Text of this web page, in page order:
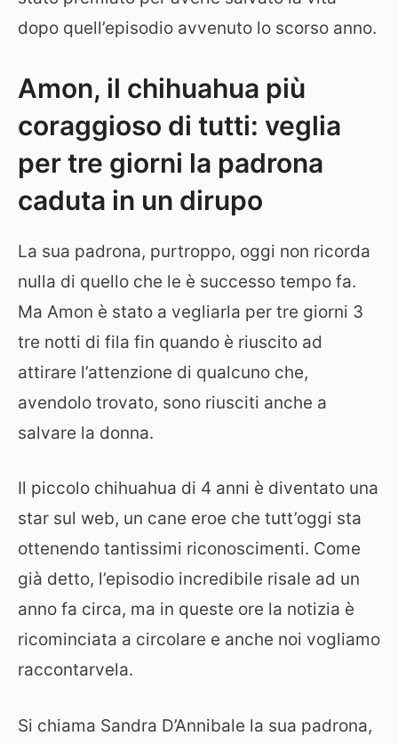
dopo quell’episodio avvenuto lo scorso anno.
Amon, il chihuahua più
coraggioso di tutti: veglia
per tre giorni la padrona
caduta in un dirupo
La sua padrona, purtroppo, oggi non ricorda
nulla di quello che le è successo tempo fa.
Ma Amon è stato a vegliarla per tre giorni 3
tre notti di fila fin quando è riuscito ad
attirare l’attenzione di qualcuno che,
avendolo trovato, sono riusciti anche a
salvare la donna.
Il piccolo chihuahua di 4 anni è diventato una
star sul web, un cane eroe che tutt’oggi sta
ottenendo tantissimi riconoscimenti. Come
già detto, l’episodio incredibile risale ad un
anno fa circa, ma in queste ore la notizia è
ricominciata a circolare e anche noi vogliamo
raccontarvela.
Si chiama Sandra D’Annibale la sua padrona,